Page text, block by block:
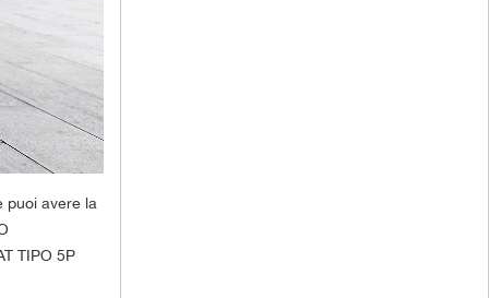
puoi avere la
TIPO 5P